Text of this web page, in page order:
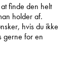
finde den helt
holder af.
hvis du ikke
gerne for en